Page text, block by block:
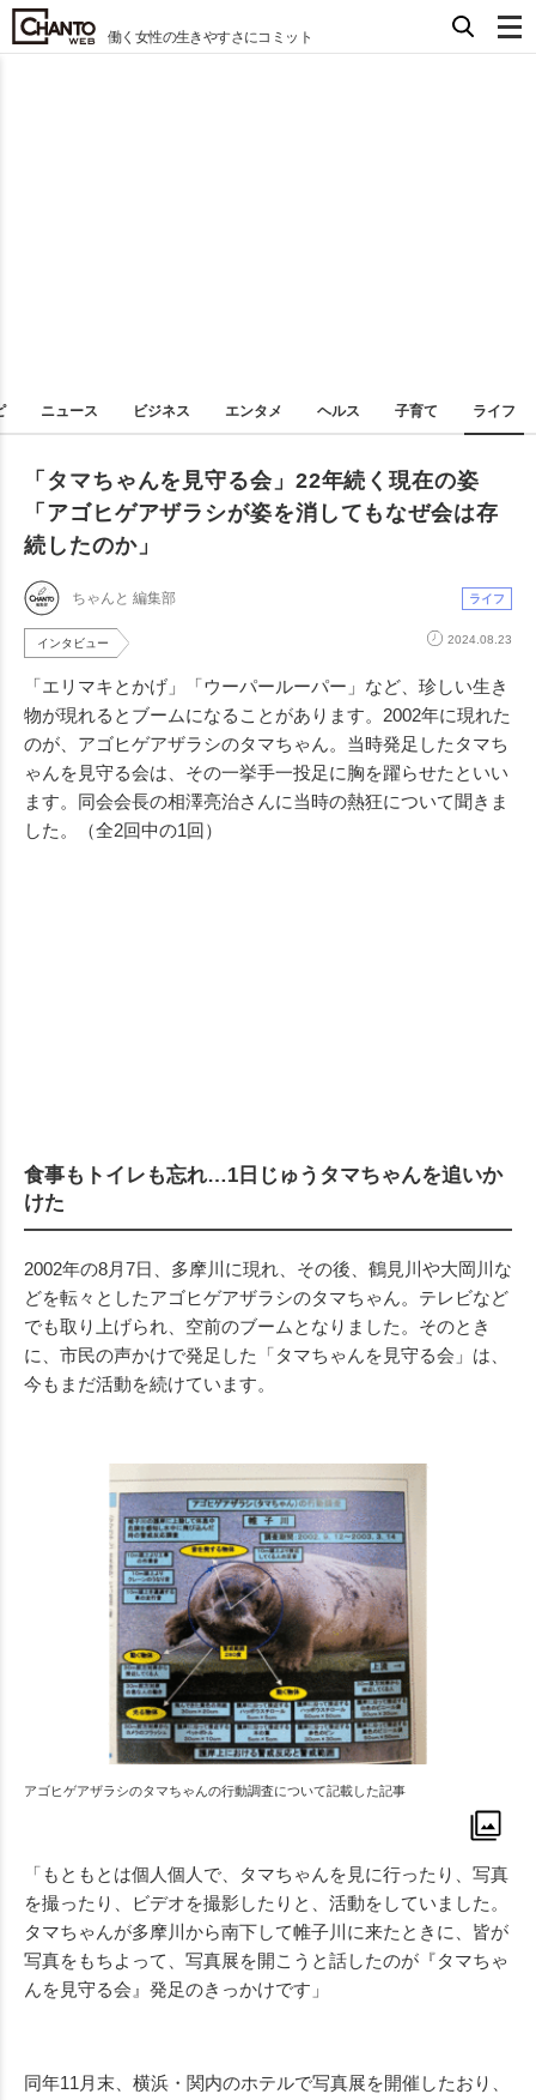
働く女性の生きやすさにコミット
ニュース ビジネス エンタメ ヘルス 子育て ライフ
「タマちゃんを見守る会」22年続く現在の姿
「アゴヒゲアザラシが姿を消してもなぜ会は存
続したのか」
ちゃんと 編集部 ライフ
インタビュー 2024.08.23
「エリマキとかげ」「ウーパールーパー」など、珍しい生き
物が現れるとブームになることがあります。2002年に現れた
のが、アゴヒゲアザラシのタマちゃん。当時発足したタマち
ゃんを見守る会は、その一挙手一投足に胸を躍らせたといい
ます。同会会長の相澤亮治さんに当時の熱狂について聞きま
した。（全2回中の1回）
食事もトイレも忘れ…1日じゅうタマちゃんを追いか
けた
2002年の8月7日、多摩川に現れ、その後、鶴見川や大岡川な
どを転々としたアゴヒゲアザラシのタマちゃん。テレビなど
でも取り上げられ、空前のブームとなりました。そのとき
に、市民の声かけで発足した「タマちゃんを見守る会」は、
今もまだ活動を続けています。
アゴヒゲアザラシのタマちゃんの行動調査について記載した記事
「もともとは個人個人で、タマちゃんを見に行ったり、写真
を撮ったり、ビデオを撮影したりと、活動をしていました。
タマちゃんが多摩川から南下して帷子川に来たときに、皆が
写真をもちよって、写真展を開こうと話したのが『タマちゃ
んを見守る会』発足のきっかけです」
同年11月末、横浜・関内のホテルで写真展を開催したおり、